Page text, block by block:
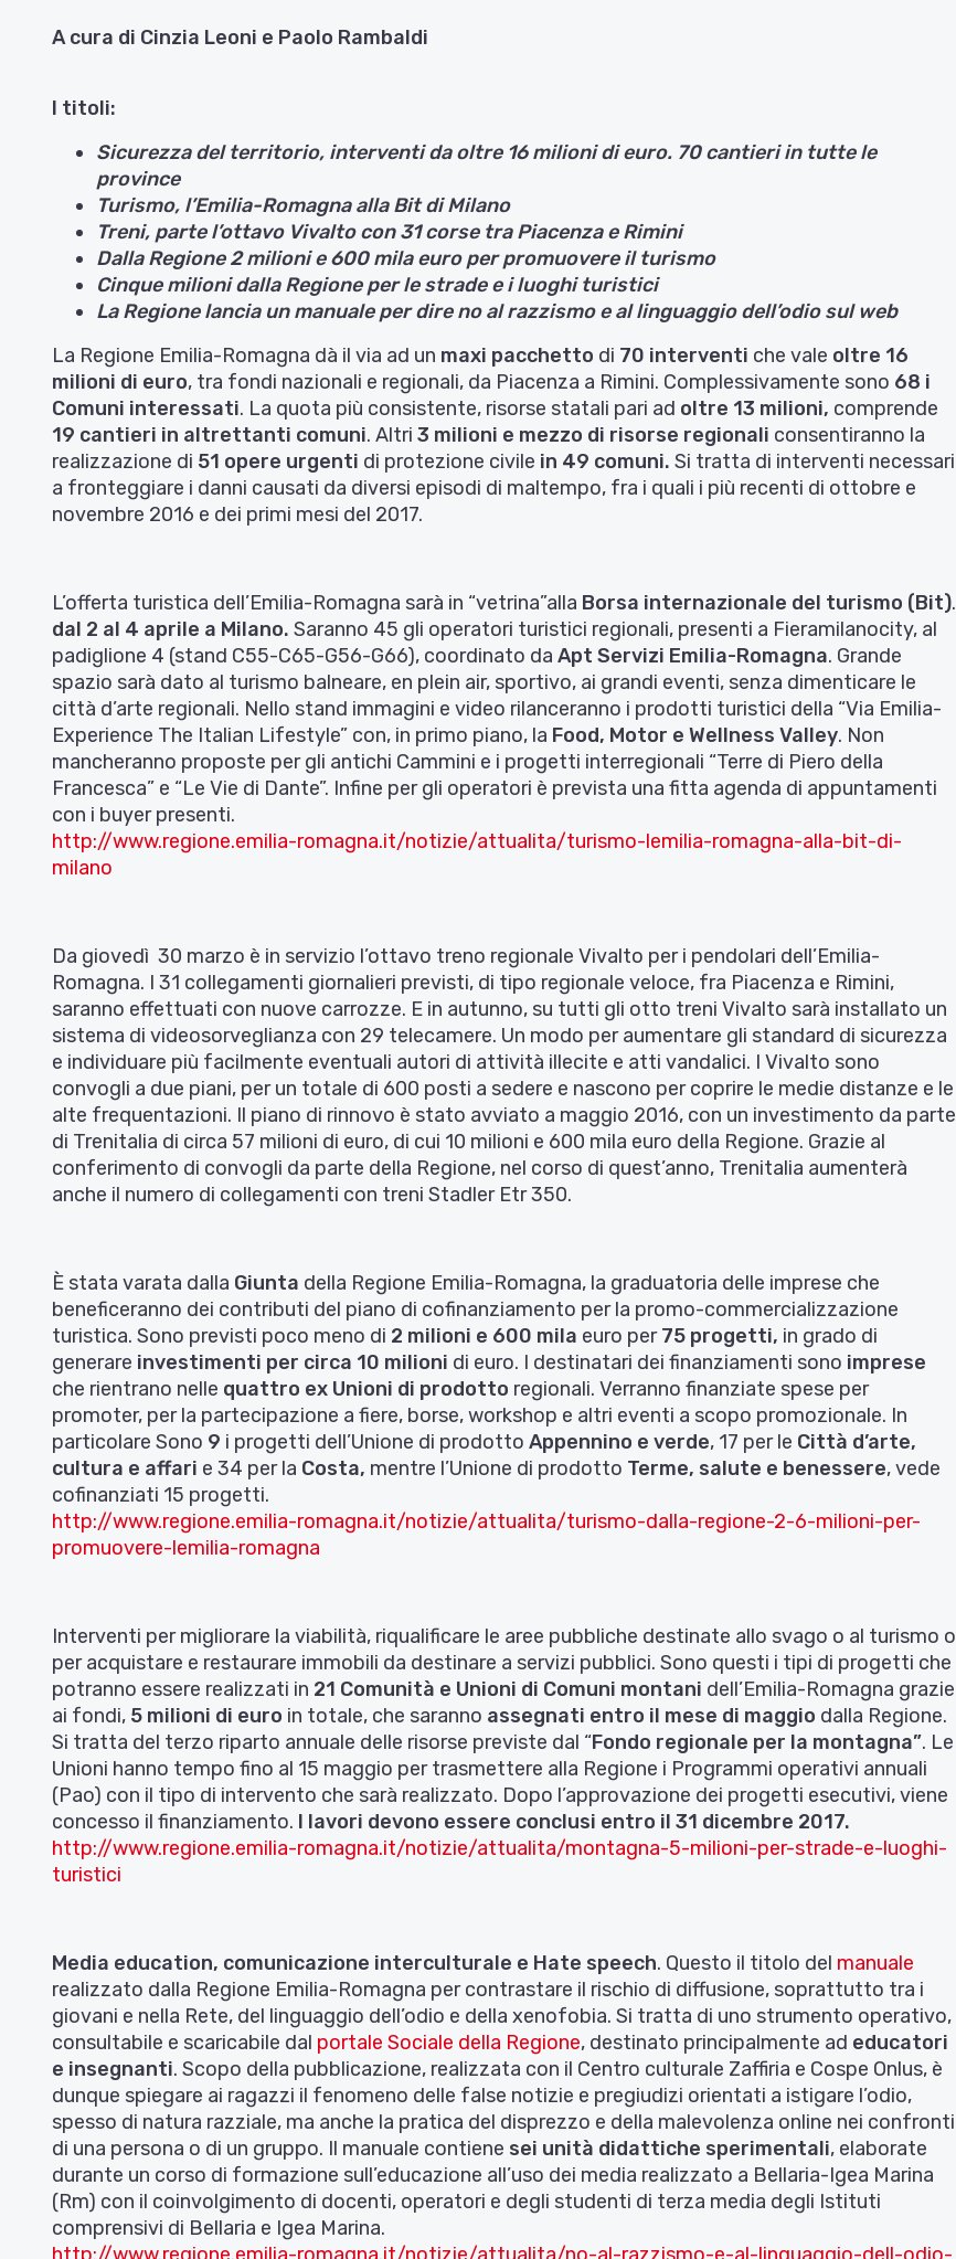
A cura di Cinzia Leoni e Paolo Rambaldi
I titoli:
Sicurezza del territorio, interventi da oltre 16 milioni di euro. 70 cantieri in tutte le
province
Turismo, l’Emilia-Romagna alla Bit di Milano
Treni, parte l’ottavo Vivalto con 31 corse tra Piacenza e Rimini
Dalla Regione 2 milioni e 600 mila euro per promuovere il turismo
Cinque milioni dalla Regione per le strade e i luoghi turistici
La Regione lancia un manuale per dire no al razzismo e al linguaggio dell’odio sul web
La Regione Emilia-Romagna dà il via ad un maxi pacchetto di 70 interventi che vale oltre 16
milioni di euro, tra fondi nazionali e regionali, da Piacenza a Rimini. Complessivamente sono 68 i
Comuni interessati. La quota più consistente, risorse statali pari ad oltre 13 milioni, comprende
19 cantieri in altrettanti comuni. Altri 3 milioni e mezzo di risorse regionali consentiranno la
realizzazione di 51 opere urgenti di protezione civile in 49 comuni. Si tratta di interventi necessari
a fronteggiare i danni causati da diversi episodi di maltempo, fra i quali i più recenti di ottobre e
novembre 2016 e dei primi mesi del 2017.
L’offerta turistica dell’Emilia-Romagna sarà in “vetrina”alla Borsa internazionale del turismo (Bit).
dal 2 al 4 aprile a Milano. Saranno 45 gli operatori turistici regionali, presenti a Fieramilanocity, al
padiglione 4 (stand C55-C65-G56-G66), coordinato da Apt Servizi Emilia-Romagna. Grande
spazio sarà dato al turismo balneare, en plein air, sportivo, ai grandi eventi, senza dimenticare le
città d’arte regionali. Nello stand immagini e video rilanceranno i prodotti turistici della “Via Emilia-
Experience The Italian Lifestyle” con, in primo piano, la Food, Motor e Wellness Valley. Non
mancheranno proposte per gli antichi Cammini e i progetti interregionali “Terre di Piero della
Francesca” e “Le Vie di Dante”. Infine per gli operatori è prevista una fitta agenda di appuntamenti
con i buyer presenti.
http://www.regione.emilia-romagna.it/notizie/attualita/turismo-lemilia-romagna-alla-bit-di-
milano
Da giovedì 30 marzo è in servizio l’ottavo treno regionale Vivalto per i pendolari dell’Emilia-
Romagna. I 31 collegamenti giornalieri previsti, di tipo regionale veloce, fra Piacenza e Rimini,
saranno effettuati con nuove carrozze. E in autunno, su tutti gli otto treni Vivalto sarà installato un
sistema di videosorveglianza con 29 telecamere. Un modo per aumentare gli standard di sicurezza
e individuare più facilmente eventuali autori di attività illecite e atti vandalici. I Vivalto sono
convogli a due piani, per un totale di 600 posti a sedere e nascono per coprire le medie distanze e le
alte frequentazioni. Il piano di rinnovo è stato avviato a maggio 2016, con un investimento da parte
di Trenitalia di circa 57 milioni di euro, di cui 10 milioni e 600 mila euro della Regione. Grazie al
conferimento di convogli da parte della Regione, nel corso di quest’anno, Trenitalia aumenterà
anche il numero di collegamenti con treni Stadler Etr 350.
È stata varata dalla Giunta della Regione Emilia-Romagna, la graduatoria delle imprese che
beneficeranno dei contributi del piano di cofinanziamento per la promo-commercializzazione
turistica. Sono previsti poco meno di 2 milioni e 600 mila euro per75 progetti, in grado di
generare investimenti per circa 10 milioni di euro. I destinatari dei finanziamenti sono imprese
che rientrano nelle quattro ex Unioni di prodotto regionali. Verranno finanziate spese per
promoter, per la partecipazione a fiere, borse, workshop e altri eventi a scopo promozionale. In
particolare Sono 9 i progetti dell’Unione di prodotto Appennino e verde, 17 per le Città d’arte,
cultura e affari e 34 per la Costa, mentre l’Unione di prodotto Terme, salute e benessere, vede
cofinanziati 15 progetti.
http://www.regione.emilia-romagna.it/notizie/attualita/turismo-dalla-regione-2-6-milioni-per-
promuovere-lemilia-romagna
Interventi per migliorare la viabilità, riqualificare le aree pubbliche destinate allo svago o al turismo o
per acquistare e restaurare immobili da destinare a servizi pubblici. Sono questi i tipi di progetti che
potranno essere realizzati in 21 Comunità e Unioni di Comuni montani dell’Emilia-Romagna grazie
ai fondi, 5 milioni di euro in totale, che saranno assegnati entro il mese di maggio dalla Regione.
Si tratta del terzo riparto annuale delle risorse previste dal “Fondo regionale per la montagna”. Le
Unioni hanno tempo fino al 15 maggio per trasmettere alla Regione i Programmi operativi annuali
(Pao) con il tipo di intervento che sarà realizzato. Dopo l’approvazione dei progetti esecutivi, viene
concesso il finanziamento. I lavori devono essere conclusi entro il 31 dicembre 2017.
http://www.regione.emilia-romagna.it/notizie/attualita/montagna-5-milioni-per-strade-e-luoghi-
turistici
Media education, comunicazione interculturale e Hate speech. Questo il titolo del manuale
realizzato dalla Regione Emilia-Romagna per contrastare il rischio di diffusione, soprattutto tra i
giovani e nella Rete, del linguaggio dell’odio e della xenofobia. Si tratta di uno strumento operativo,
consultabile e scaricabile dal portale Sociale della Regione, destinato principalmente ad educatori
e insegnanti. Scopo della pubblicazione, realizzata con il Centro culturale Zaffiria e Cospe Onlus, è
dunque spiegare ai ragazzi il fenomeno delle false notizie e pregiudizi orientati a istigare l’odio,
spesso di natura razziale, ma anche la pratica del disprezzo e della malevolenza online nei confronti
di una persona o di un gruppo. Il manuale contiene sei unità didattiche sperimentali, elaborate
durante un corso di formazione sull’educazione all’uso dei media realizzato a Bellaria-Igea Marina
(Rm) con il coinvolgimento di docenti, operatori e degli studenti di terza media degli Istituti
comprensivi di Bellaria e Igea Marina.